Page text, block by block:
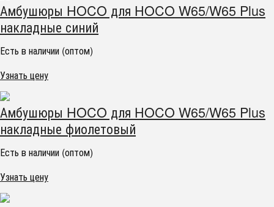
Амбушюры HOCO для HOCO W65/W65 Plus
накладные синий
Есть в наличии (оптом)
Узнать цену
Амбушюры HOCO для HOCO W65/W65 Plus
накладные фиолетовый
Есть в наличии (оптом)
Узнать цену